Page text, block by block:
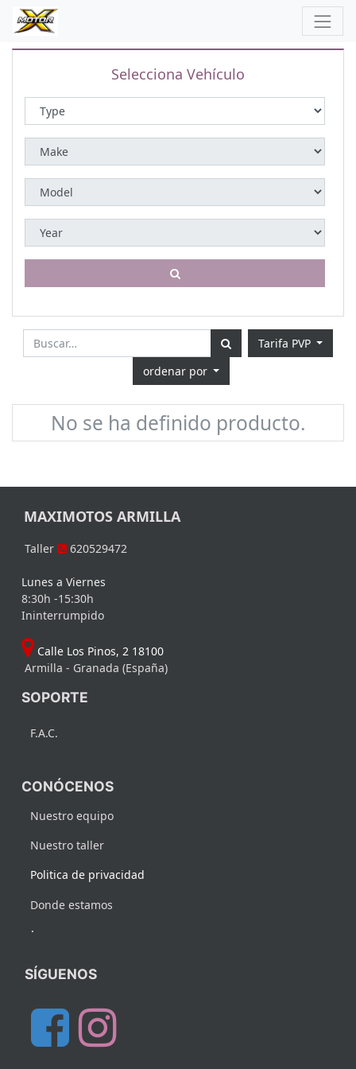
Selecciona Vehículo
Tarifa PVP
ordenar por
No se ha definido producto.
MAXIMOTOS ARMILLA
Taller 620529472
Lunes a Viernes
8:30h -15:30h
Ininterrumpido
Calle Los Pinos, 2 18100
Armilla - Granada (España)
SOPORTE
F.A.C.
CONÓCENOS
Nuestro equipo
Nuestro taller
Politica de privacidad
Donde estamos
.
SÍGUENOS